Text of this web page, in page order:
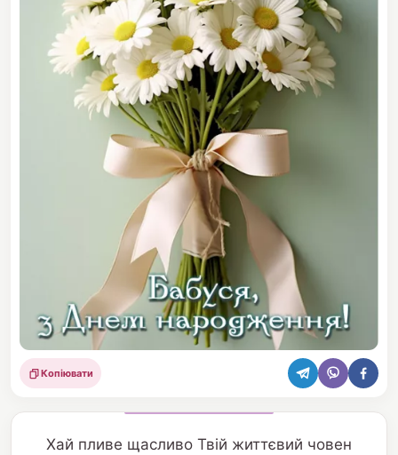
Поділитися
Копіювати
Хай пливе щасливо Твій життєвий човен